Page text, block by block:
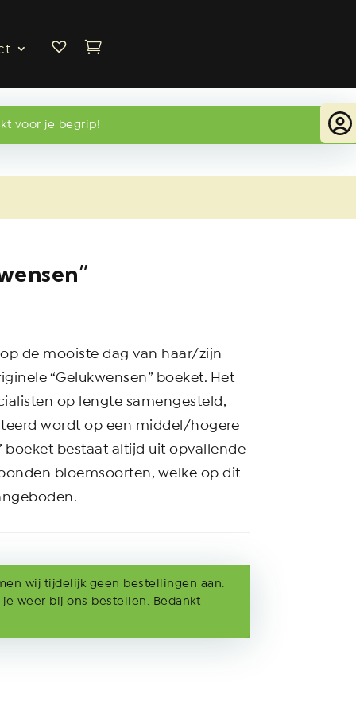
voor je begrip!
de mooiste dag van haar/zijn
“Gelukwensen” boeket. Het
op lengte samengesteld,
wordt op een middel/hogere
boeket bestaat altijd uit opvallende
bloemsoorten, welke op dit
wij tijdelijk geen bestellingen aan.
je weer bij ons bestellen. Bedankt